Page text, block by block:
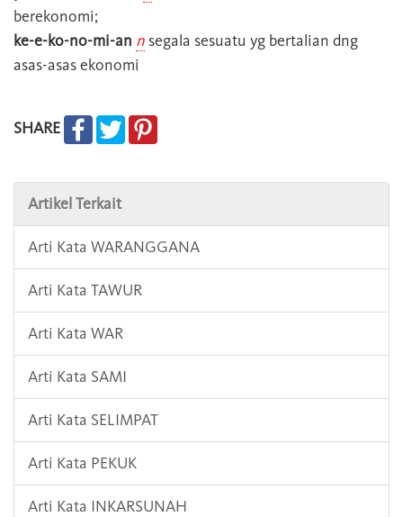
berekonomi;
ke-e-ko-no-mi-an n segala sesuatu yg bertalian dng
asas-asas ekonomi
SHARE
Artikel Terkait
Arti Kata WARANGGANA
Arti Kata TAWUR
Arti Kata WAR
Arti Kata SAMI
Arti Kata SELIMPAT
Arti Kata PEKUK
Arti Kata INKARSUNAH